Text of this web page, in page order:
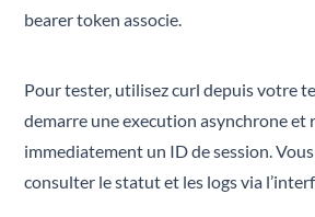
bearer token associe.
Pour tester, utilisez curl depuis votre
demarre une execution asynchrone et
immediatement un ID de session.
consulter le statut et les logs via